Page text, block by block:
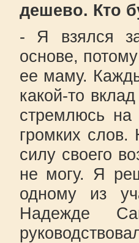
дешево. Кто
- Я взялся
основе,
ее маму.
какой-то
стремлюсь
громких
силу своего
не могу. Я
одному из
Надежде